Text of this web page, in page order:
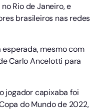
Rio de Janeiro, e
brasileiros nas redes
mesmo com
Carlo Ancelotti para
jogador capixaba foi
do Mundo de 2022,